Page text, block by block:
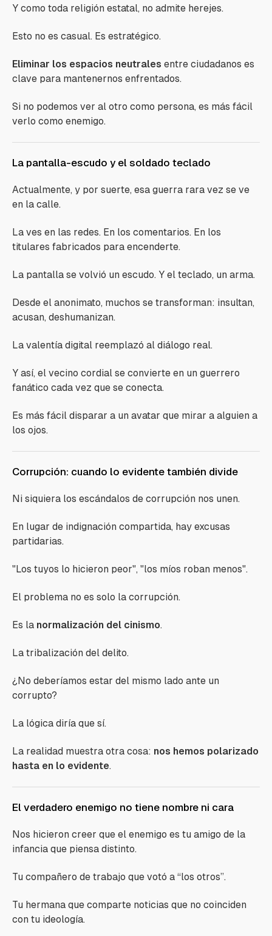
Y como toda religión estatal, no admite herejes.
Esto no es casual. Es estratégico.
Eliminar los espacios neutrales entre ciudadanos es
clave para mantenernos enfrentados.
Si no podemos ver al otro como persona, es más fácil
verlo como enemigo.
La pantalla-escudo y el soldado teclado
Actualmente, y por suerte, esa guerra rara vez se ve
en la calle.
La ves en las redes. En los comentarios. En los
titulares fabricados para encenderte.
La pantalla se volvió un escudo. Y el teclado, un arma.
Desde el anonimato, muchos se transforman: insultan,
acusan, deshumanizan.
La valentía digital reemplazó al diálogo real.
Y así, el vecino cordial se convierte en un guerrero
fanático cada vez que se conecta.
Es más fácil disparar a un avatar que mirar a alguien a
los ojos.
Corrupción: cuando lo evidente también divide
Ni siquiera los escándalos de corrupción nos unen.
En lugar de indignación compartida, hay excusas
partidarias.
"Los tuyos lo hicieron peor", "los míos roban menos".
El problema no es solo la corrupción.
Es la normalización del cinismo.
La tribalización del delito.
¿No deberíamos estar del mismo lado ante un
corrupto?
La lógica diría que sí.
La realidad muestra otra cosa: nos hemos polarizado
hasta en lo evidente.
El verdadero enemigo no tiene nombre ni cara
Nos hicieron creer que el enemigo es tu amigo de la
infancia que piensa distinto.
Tu compañero de trabajo que votó a “los otros”.
Tu hermana que comparte noticias que no coinciden
con tu ideología.